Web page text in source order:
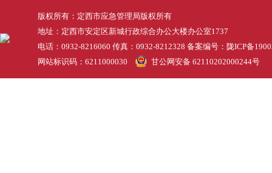
版权所有：定西市应急管理局版权所有
地址：定西市安定区新城行政综合办公大楼办公室1737
电话：0932-8216060 传真：0932-8212328 备案编号： 陇ICP备
网站标识码：6211000030
甘公网安备 62110202000244号